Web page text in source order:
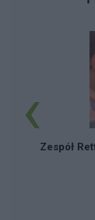
Zespół
‹